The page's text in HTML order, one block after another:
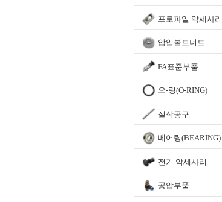
프로파일 악세사리
압입볼트너트
FA표준부품
오-링(O-RING)
절삭공구
베어링(BEARING)
전기 악세사리
공압부품